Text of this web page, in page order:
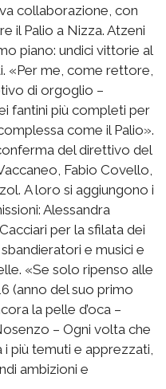
collaborazione, con
il Palio a Nizza. Atzeni
piano: undici vittorie al
«Per me, come rettore,
di orgoglio –
fantini più completi per
come il Palio».
del direttivo del
Fabio Covello,
A loro si aggiungono i
Alessandra
per la sfilata dei
e musici e
«Se solo ripenso alle
(anno del suo primo
la pelle d’oca –
– Ogni volta che
più temuti e apprezzati,
ambizioni e